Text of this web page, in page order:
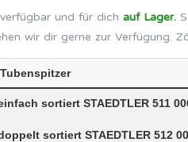
und für dich auf Lager.
wir dir gerne zur Verfügung.
sortiert STAEDTLER 511
sortiert STAEDTLER 512